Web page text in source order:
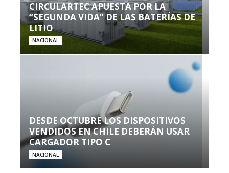
CIRCULARTEC APUESTA POR LA
“SEGUNDA VIDA” DE LAS BATERÍAS DE
LITIO
NACIONAL
DESDE OCTUBRE LOS DISPOSITIVOS
VENDIDOS EN CHILE DEBERÁN USAR
CARGADOR TIPO C
NACIONAL